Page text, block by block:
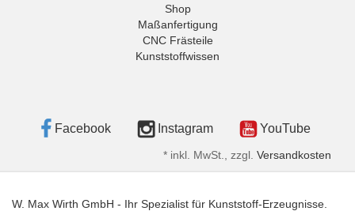
Shop
Maßanfertigung
CNC Frästeile
Kunststoffwissen
Facebook Instagram YouTube
* inkl. MwSt., zzgl. Versandkosten
W. Max Wirth GmbH - Ihr Spezialist für Kunststoff-Erzeugnisse.